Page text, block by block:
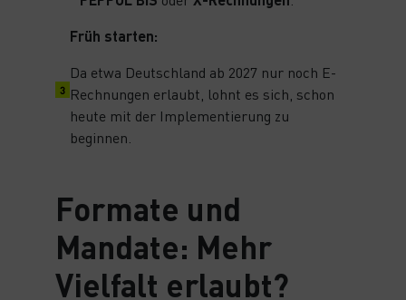
Früh starten:
Da etwa Deutschland ab 2027 nur noch E-
Rechnungen erlaubt, lohnt es sich, schon
heute mit der Implementierung zu
beginnen.
Formate und
Mandate: Mehr
Vielfalt erlaubt?